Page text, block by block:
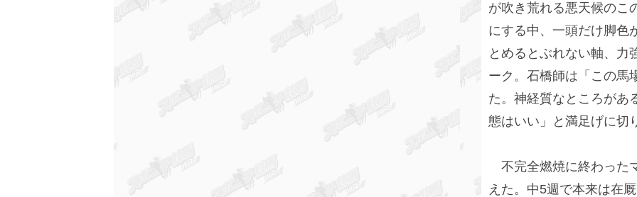
が吹き荒れる悪天候のこ
にする中、一頭だけ脚色
とめるとぶれない軸、力
ーク。石橋師は「この馬
た。神経質なところがあ
態はいい」と満足げに切
不完全燃焼に終わった
えた。中5週で本来は在